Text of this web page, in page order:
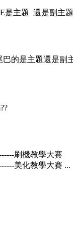
是主題 還是副主
巴的是主題還是副
刷機教學大賽
美化教學大賽 ...